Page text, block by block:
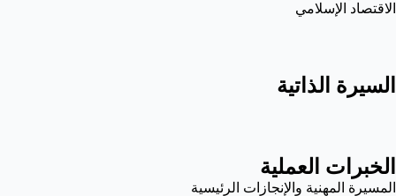
الاقتصاد الإسلامي
السيرة الذاتية
الخبرات العملية
المسيرة المهنية والإنجازات الرئيسية